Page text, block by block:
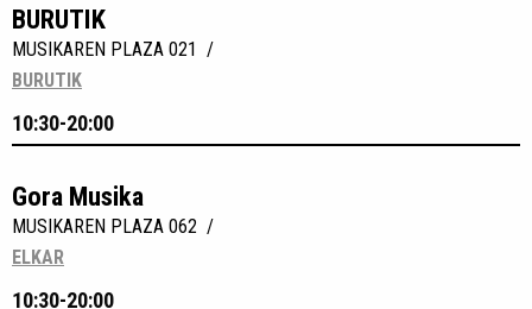
BURUTIK
MUSIKAREN PLAZA 021 /
BURUTIK
10:30-20:00
Gora Musika
MUSIKAREN PLAZA 062 /
ELKAR
10:30-20:00